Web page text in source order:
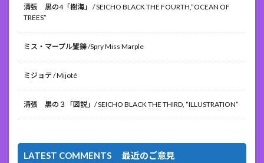
清張 黒の4「樹海」 / SEICHO BLACK THE FOURTH,”OCEAN OF
TREES”
ミス・マープル矍鑠 /Spry Miss Marple
ミジョテ / Mijoté
清張 黒の３「図説」/ SEICHO BLACK THE THIRD, “ILLUSTRATION”
LATEST COMMENTS 最近のご意見